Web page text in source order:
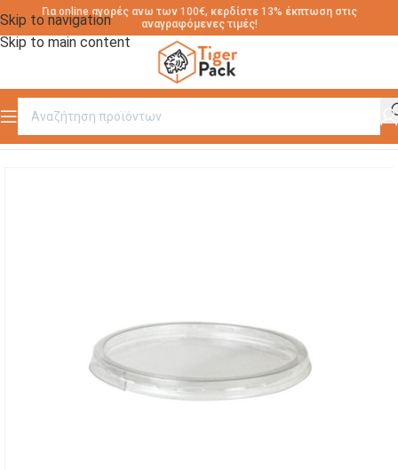
Skip to navigation
Skip to main content
Για online αγορές ανω των 100€, κερδίστε 13% έκπτωση στις
αναγραφόμενες τιμές!
Αρχική σελίδα / TRI-POTS